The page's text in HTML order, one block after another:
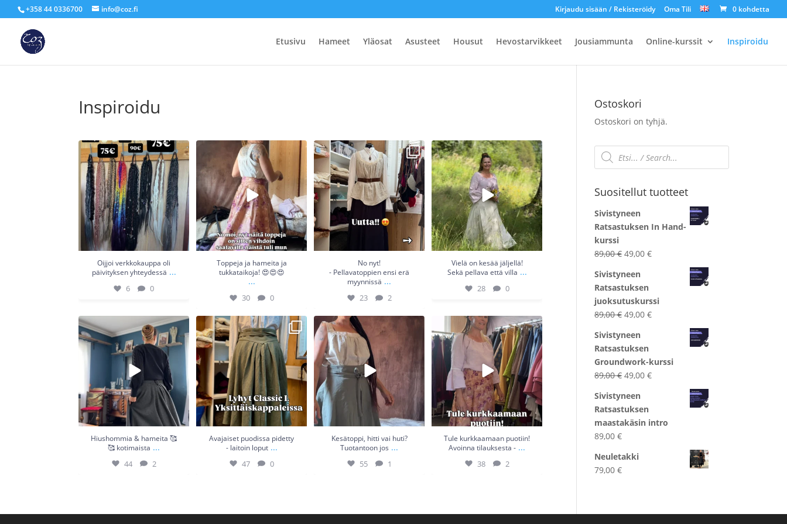
+358 44 0336700 info@coz.fi Kirjaudu sisään / Rekisteröidy Oma Tili 0 kohdetta
Etusivu Hameet Yläosat Asusteet Housut Hevostarvikkeet Jousiammunta Online-kurssit Inspiroidu
Inspiroidu
Oijjoi verkkokauppa oli
päivityksen yhteydessä...
6 0
Oijjoi verkkokauppa oli
päivityksen yhteydessä ...
6 0
Toppeja ja hameita ja
tukkataikoja! 😍😍😍
...
30 0
Toppeja ja hameita ja
tukkataikoja! 😍😍😍
...
30 0
No nyt!
- Pellavatoppien ensi erä
myynnissä ...
23 2
No nyt!
- Pellavatoppien ensi erä
myynnissä ...
23 2
Vielä on kesää jäljellä! Sekä
pellava että villa...
28 0
Vielä on kesää jäljellä!
Sekä pellava että villa ...
28 0
Hiushommia & hameita 🥰🥰
kotimaista...
44 2
Hiushommia & hameita 🥰
🥰 kotimaista ...
44 2
Avajaiset puodissa pidetty -
laitoin loput...
47 0
Avajaiset puodissa pidetty
- laitoin loput ...
47 0
Kesätoppi, hitti vai huti?
Tuotantoon jos ...
55
Kesätoppi, hitti vai huti?
Tuotantoon jos ...
55 1
Tule kurkkaamaan puotiin!
Avoinna tilauksesta -...
38 2
Tule kurkkaamaan puotiin!
Avoinna tilauksesta - ...
38 2
Ostoskori
Ostoskori on tyhjä.
Products
search
Suositellut tuotteet
Sivistyneen
Ratsastuksen In Hand-
kurssi
89,00€ Alkuperäinen
oli:
89,00 €.
49,00€Nykyinen
Sivistyneen
Ratsastuksen
juoksutuskurssi
89,00€ Alkuperäinen
oli:
89,00 €.
49,00€Nykyinen
Sivistyneen
Ratsastuksen
Groundwork-kurssi
89,00€ Alkuperäinen
oli:
89,00 €.
49,00€Nykyinen
Sivistyneen
Ratsastuksen
maastakäsin intro
89,00€
Neuletakki
79,00€